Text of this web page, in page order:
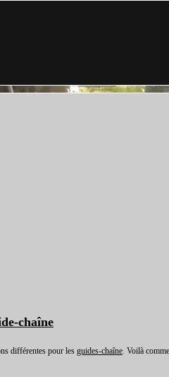
chaîne
différentes pour les guides-chaîne. Voilà